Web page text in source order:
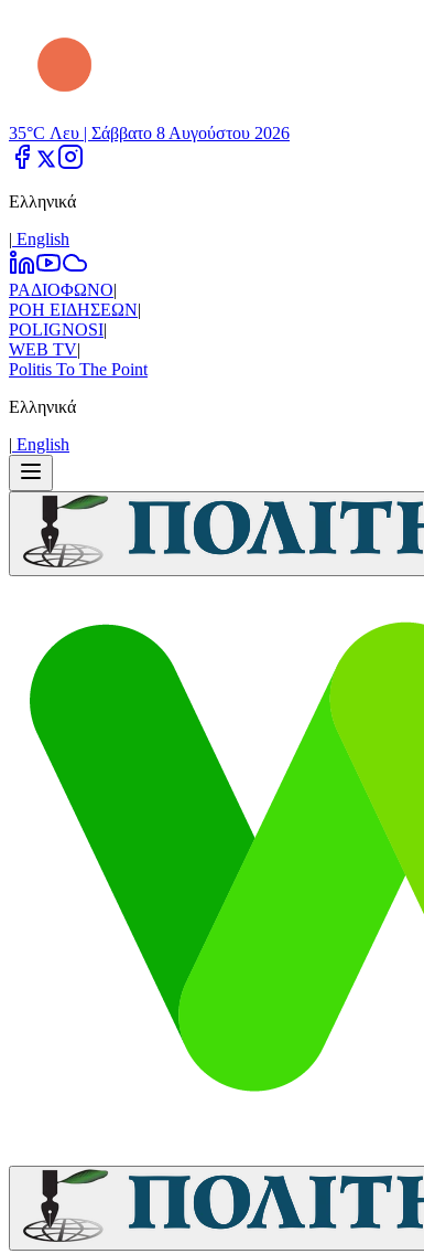
35°C Λευ | Σάββατο 8 Αυγούστου 2026
Ελληνικά
| Εnglish
ΡΑΔΙΟΦΩΝΟ|
ΡΟΗ ΕΙΔΗΣΕΩΝ|
POLIGNOSI|
WEB TV|
Politis To The Point
Ελληνικά
| Εnglish